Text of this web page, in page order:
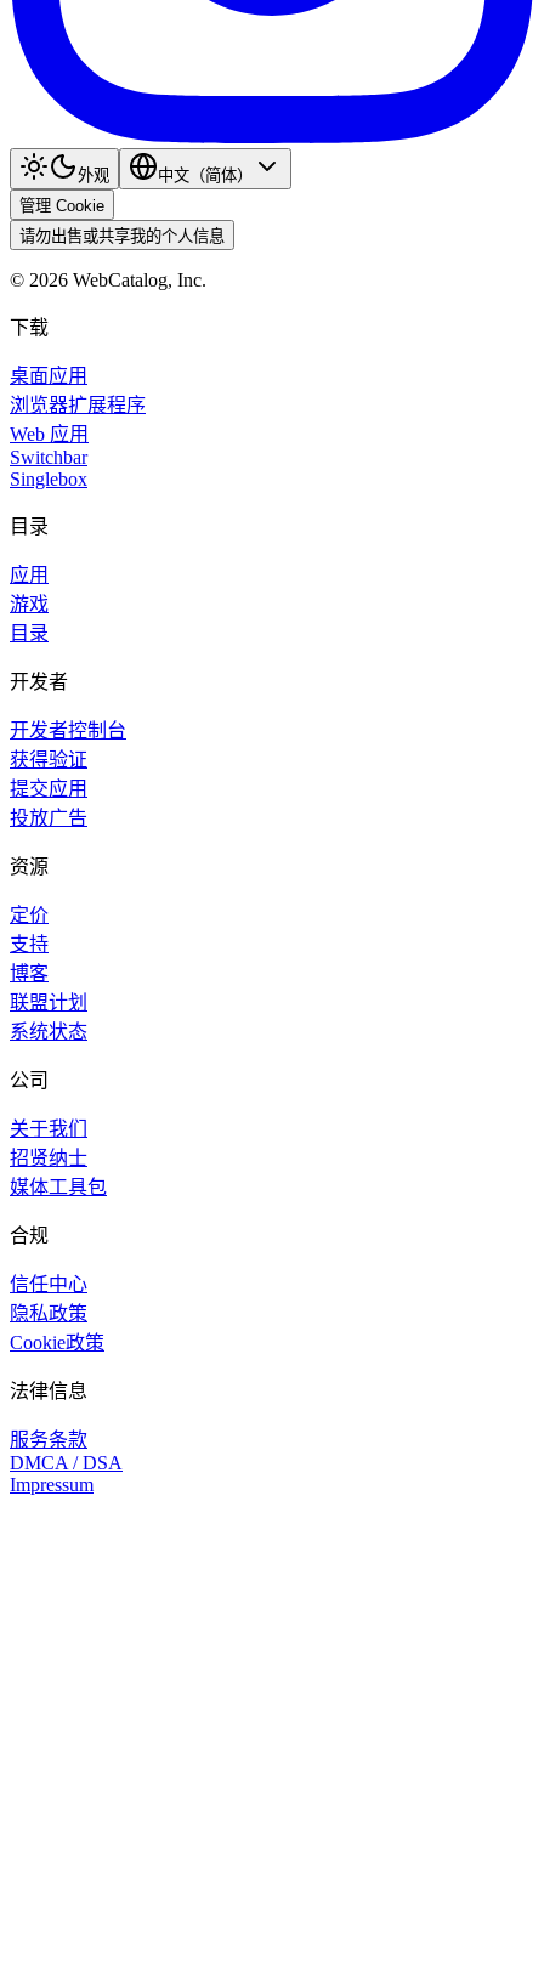
外观
中文（简体）
管理 Cookie
请勿出售或共享我的个人信息
© 2026 WebCatalog, Inc.
下载
桌面应用
浏览器扩展程序
Web 应用
Switchbar
Singlebox
目录
应用
游戏
目录
开发者
开发者控制台
获得验证
提交应用
投放广告
资源
定价
支持
博客
联盟计划
系统状态
公司
关于我们
招贤纳士
媒体工具包
合规
信任中心
隐私政策
Cookie政策
法律信息
服务条款
DMCA / DSA
Impressum